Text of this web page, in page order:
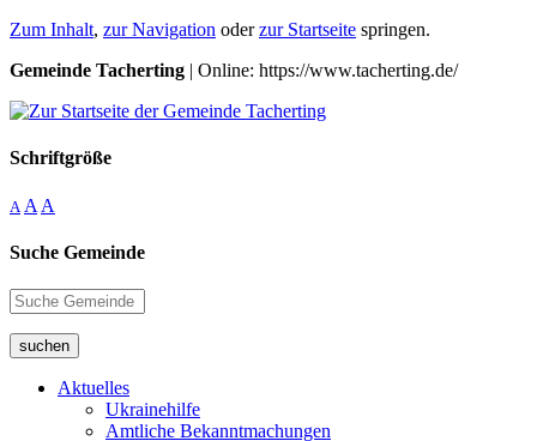
Zum Inhalt, zur Navigation oderzur Startseite springen.
Gemeinde Tacherting | Online: https://www.tacherting.de/
Schriftgröße
A A A
Suche Gemeinde
suchen
Aktuelles
Ukrainehilfe
Amtliche Bekanntmachungen